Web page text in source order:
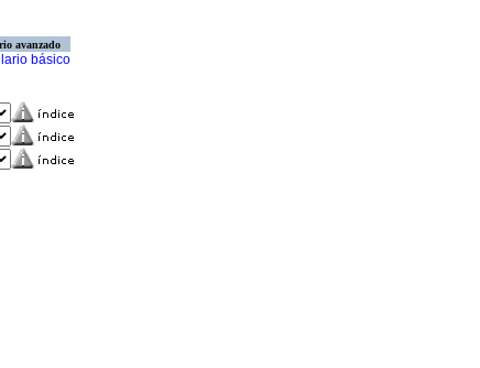
avanzado
básico